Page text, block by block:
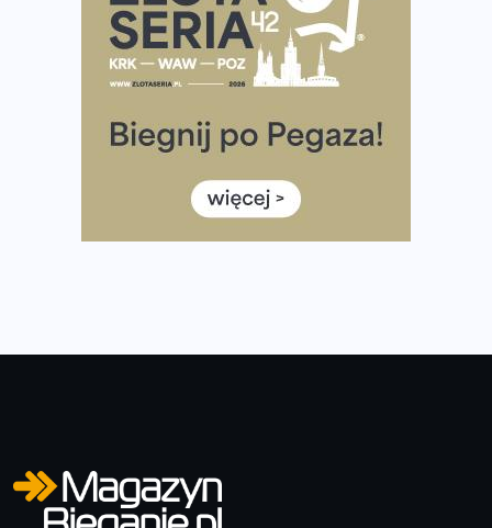
Ponad 12 tysięcy uczestników pobiegło dla Bohaterów!
Tętno vs tempo – czym kierować się w bieganiu?
Co ma dużo białka? Produkty, które warto włączyć do
Rozbiegany Olsztyn szykuje się na weekend z
Już w tę sobotę 35. Bieg Powstania Warszawskiego.
Wystartuje rekordowa liczba uczestników